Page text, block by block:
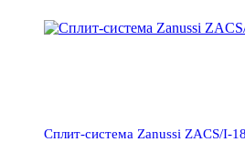
Сплит-система Zanussi ZACS/I-